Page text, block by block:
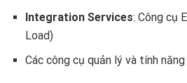
Integration Services: Công cụ
Load)
Các công cụ quản lý và tính năng